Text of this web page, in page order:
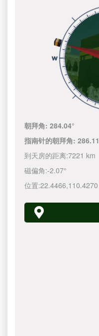
朝拜角:284.04°
指南针的朝拜角:286.11
到天房的距离:7221 km
磁偏角:-2.07°
位置:22.4466,110.4270